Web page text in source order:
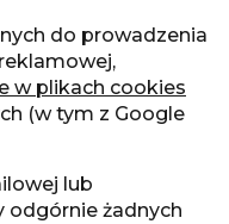
do prowadzenia
w plikach cookies
(w tym z Google
lub
odgórnie żadnych